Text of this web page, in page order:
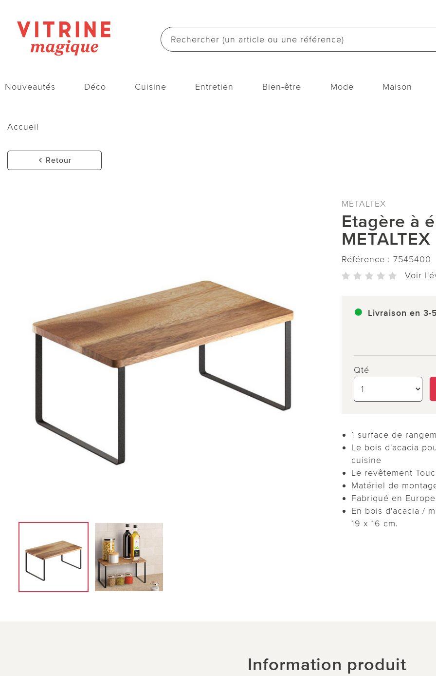
Nouveautés Déco Cuisine Entretien Bien-être Mode Maison
Accueil
Retour
METALTEX
Etagère à
METALTEX
Référence : 7545400
Voir
Livraison en 3-
Qté
1 surface de
Le bois d'acacia
cuisine
Le revêtement
Matériel de
Fabriqué en Europe
En bois d'acacia /
19 x 16 cm.
Information produit